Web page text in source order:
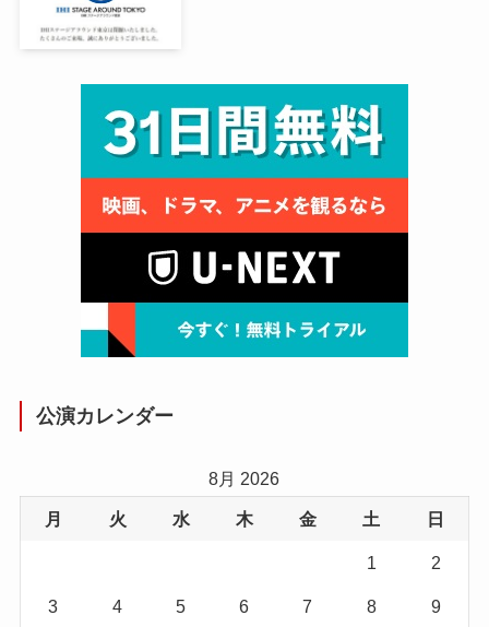
公演カレンダー
8月 2026
月 火 水 木 金 土 日
1 2
3 4 5 6 7 8 9